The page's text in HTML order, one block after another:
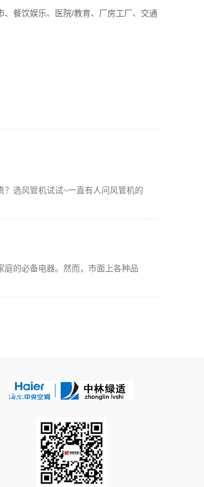
餐饮娱乐、医院/教育、厂房工厂、交通
选风管机试试~一直有人问风管机的
庭的必备电器。然而，市面上各种品